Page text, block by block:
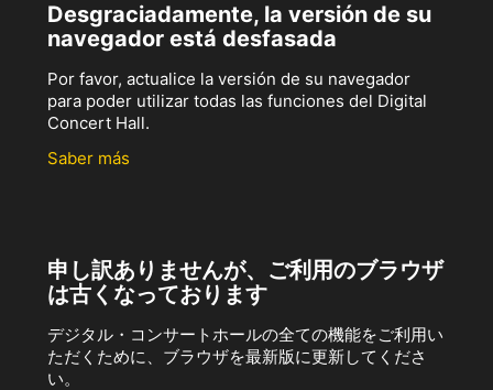
Desgraciadamente, la versión de su
navegador está desfasada
Por favor, actualice la versión de su navegador
para poder utilizar todas las funciones del Digital
Concert Hall.
Saber más
申し訳ありませんが、ご利用のブラウザ
は古くなっております
デジタル・コンサートホールの全ての機能をご利用い
ただくために、ブラウザを最新版に更新してくださ
い。